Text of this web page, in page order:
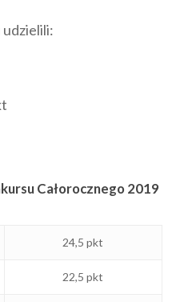
Całorocznego 2019
24,5 pkt
22,5 pkt